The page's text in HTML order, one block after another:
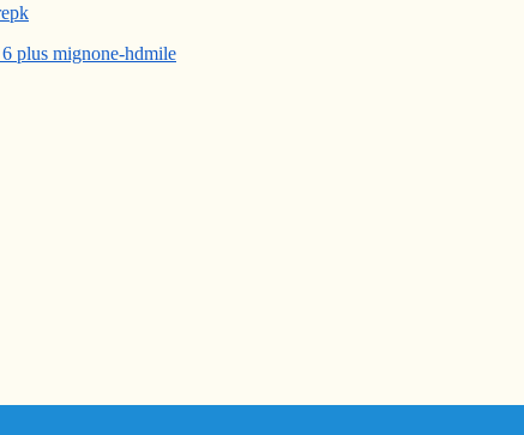
plus mignone-hdmile